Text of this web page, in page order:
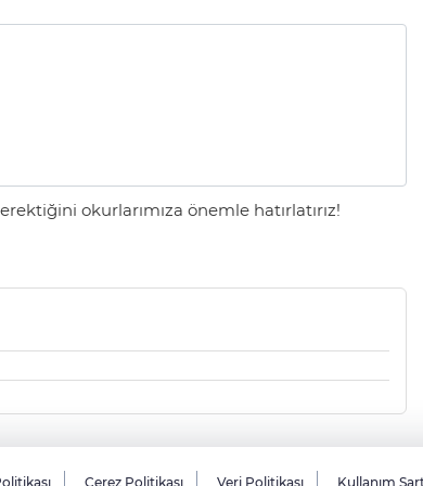
okurlarımıza önemle hatırlatırız!
Çerez Politikası Veri Politikası Kullanım